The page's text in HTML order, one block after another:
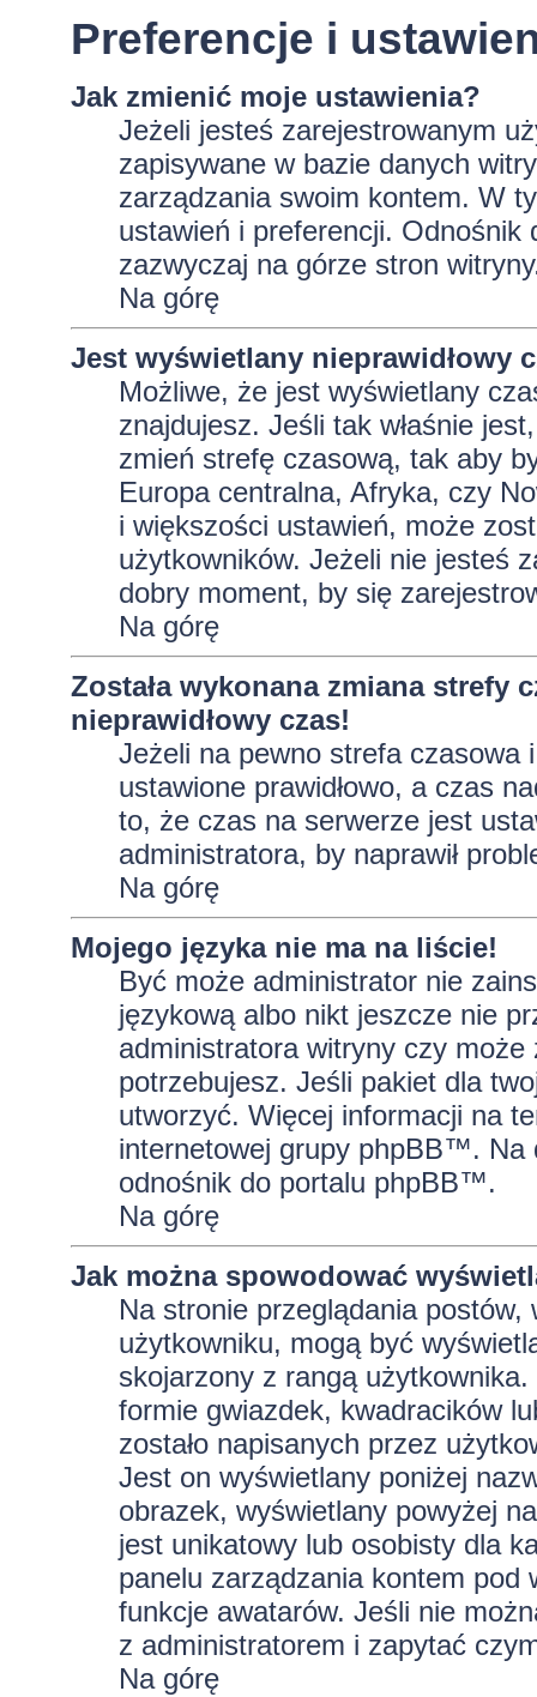
Preferencje i
Jak zmienić moje ustawienia?
Jeżeli jesteś zarejestrowanym
zapisywane w bazie danych
zarządzania swoim kontem. W
ustawień i preferencji.
zazwyczaj na górze stron
Na górę
Jest wyświetlany nieprawidłowy
Możliwe, że jest wyświetlany
znajdujesz. Jeśli tak właśnie
zmień strefę czasową, tak aby
Europa centralna, Afryka, czy
i większości ustawień, może
użytkowników. Jeżeli nie jesteś
dobry moment, by się
Na górę
Została wykonana zmiana strefy
nieprawidłowy czas!
Jeżeli na pewno strefa czasowa
ustawione prawidłowo, a czas
to, że czas na serwerze jest
administratora, by naprawił
Na górę
Mojego języka nie ma na liście!
Być może administrator nie
językową albo nikt jeszcze nie
administratora witryny czy
potrzebujesz. Jeśli pakiet dla
utworzyć. Więcej informacji na
internetowej grupy phpBB™. Na
odnośnik do portalu phpBB™.
Na górę
Jak można spowodować
Na stronie przeglądania
użytkowniku, mogą być
skojarzony z rangą
formie gwiazdek, kwadracików
zostało napisanych przez
Jest on wyświetlany poniżej
obrazek, wyświetlany powyżej
jest unikatowy lub osobisty dla
panelu zarządzania kontem pod
funkcje awatarów. Jeśli nie
z administratorem i zapytać
Na górę